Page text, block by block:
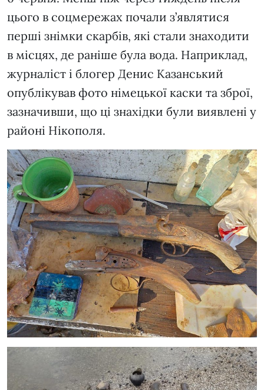
цього в соцмережах почали з’являтися
перші знімки скарбів, які стали знаходити
в місцях, де раніше була вода. Наприклад,
журналіст і блогер Денис Казанський
опублікував фото німецької каски та зброї,
зазначивши, що ці знахідки були виявлені у
районі Нікополя.